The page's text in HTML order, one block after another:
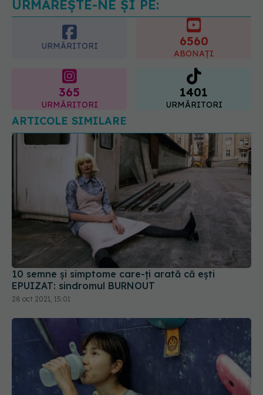
06.08.2026, 16:37
URMĂRITORI
ABONAȚI
365 1401
URMĂRITORI
ARTICOLE SIMILARE
10 semne și simptome care-ți arată că ești
EPUIZAT: sindromul BURNOUT
28 oct 2021, 15:01